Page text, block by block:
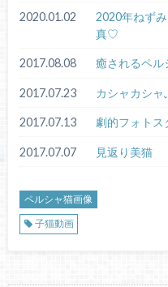
2020.01.02
2020年ねず
真♡
2017.08.08 癒されるペ
2017.07.23 カシャカシャ
2017.07.13 劇的フォト
2017.07.07 見返り美猫
ペルシャ猫画像
子猫動画